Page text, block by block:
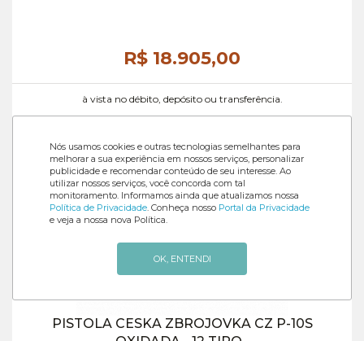
R$ 18.905,00
à vista no débito, depósito ou transferência.
PISTOLA CESKA ZBROJOVKA CZ P-10S
Nós usamos cookies e outras tecnologias semelhantes para
melhorar a sua experiência em nossos serviços, personalizar
publicidade e recomendar conteúdo de seu interesse. Ao
utilizar nossos serviços, você concorda com tal
monitoramento. Informamos ainda que atualizamos nossa
Política de Privacidade. Conheça nosso Portal da Privacidade
e veja a nossa nova Política.
OK, ENTENDI